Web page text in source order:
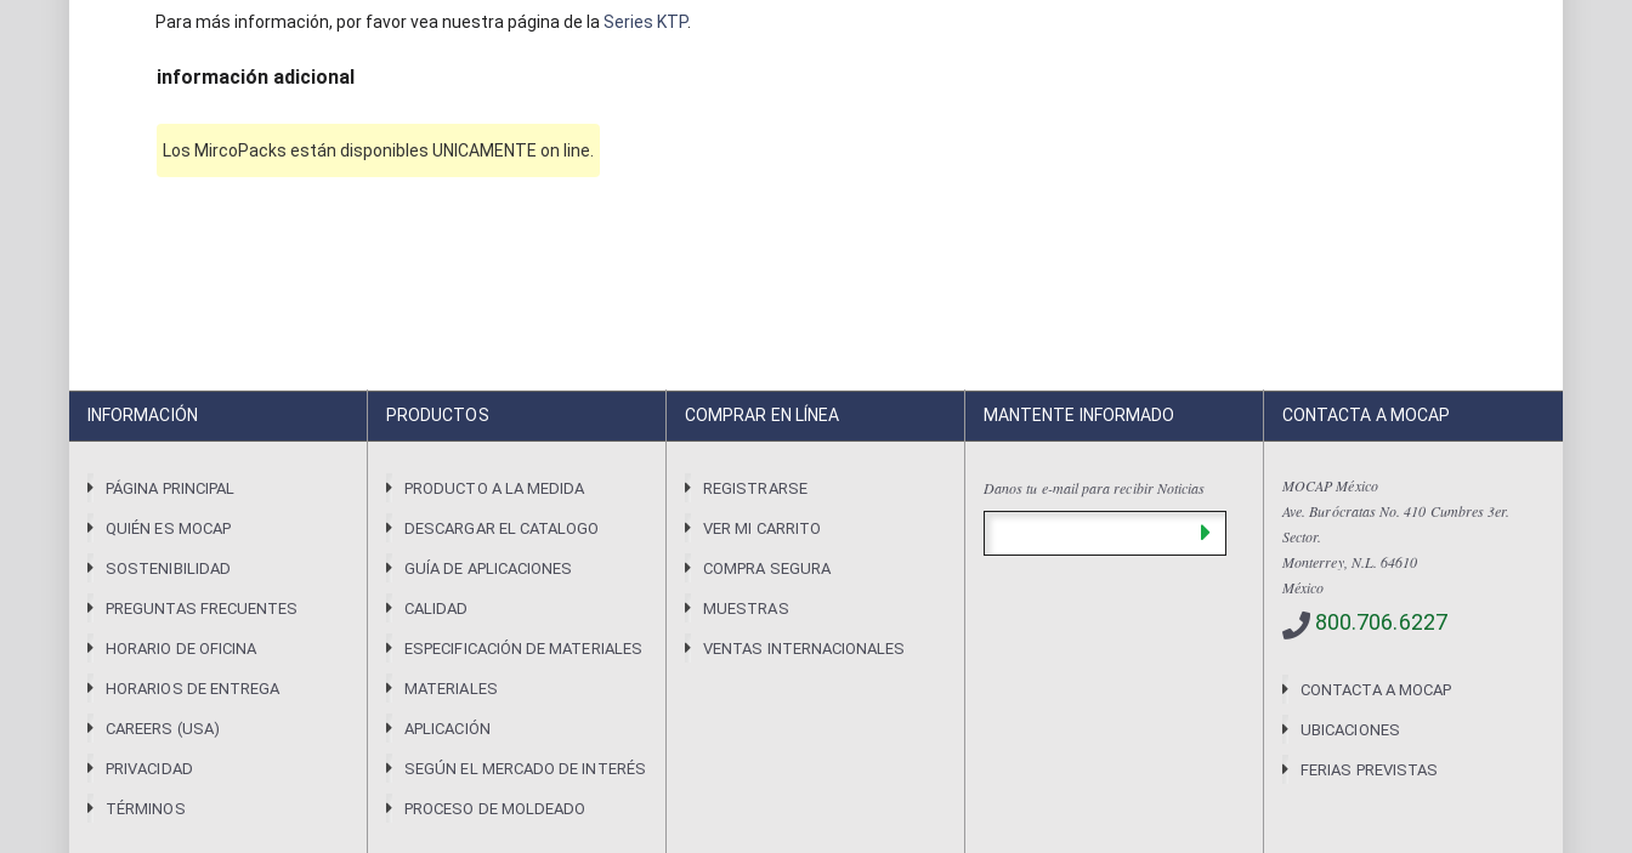
Para más información, por favor vea nuestra página de la Series KTP.
información adicional
Los MircoPacks están disponibles UNICAMENTE on line.
INFORMACIÓN
PÁGINA PRINCIPAL
QUIÉN ES MOCAP
SOSTENIBILIDAD
PREGUNTAS FRECUENTES
HORARIO DE OFICINA
HORARIOS DE ENTREGA
CAREERS (USA)
PRIVACIDAD
TÉRMINOS
PRODUCTOS
PRODUCTO A LA MEDIDA
DESCARGAR EL CATALOGO
GUÍA DE APLICACIONES
CALIDAD
ESPECIFICACIÓN DE MATERIALES
MATERIALES
APLICACIÓN
SEGÚN EL MERCADO DE INTERÉS
PROCESO DE MOLDEADO
COMPRAR EN LÍNEA
REGISTRARSE
VER MI CARRITO
COMPRA SEGURA
MUESTRAS
VENTAS INTERNACIONALES
MANTENTE INFORMADO
Danos tu e-mail para recibir Noticias
CONTACTA A MOCAP
MOCAP México
Ave. Burócratas No. 410 Cumbres 3er.
Sector.
Monterrey, N.L. 64610
México
800.706.6227
CONTACTA A MOCAP
UBICACIONES
FERIAS PREVISTAS